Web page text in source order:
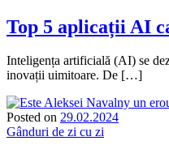
Top 5 aplicații AI
Inteligența artificială (AI) se
inovații uimitoare. De […]
Posted on 29.02.2024
Gânduri de zi cu zi